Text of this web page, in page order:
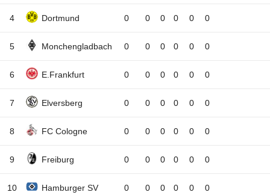
4 Dortmund 0 0 0 0 0 0
5 Monchengladbach 0 0 0 0 0 0
6 E.Frankfurt 0 0 0 0 0 0
7 Elversberg 0 0 0 0 0 0
8 FC Cologne 0 0 0 0 0 0
9 Freiburg 0 0 0 0 0 0
10 Hamburger SV 0 0 0 0 0 0